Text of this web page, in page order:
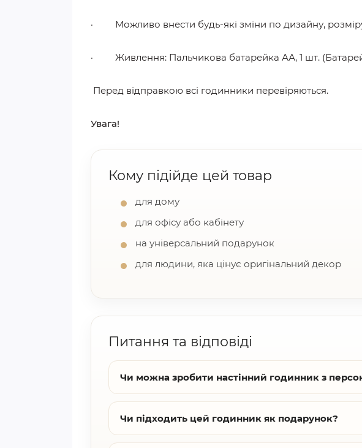
· Можливо внести будь-які зміни по дизайну,
· Живлення: Пальчикова батарейка АА, 1 шт.
Перед відправкою всі годинники перевіряються.
Увага!
Кому підійде цей товар
для дому
для офісу або кабінету
на універсальний подарунок
для людини, яка цінує оригінальний декор
Питання та відповіді
Чи можна зробити настінний годинник з
Чи підходить цей годинник як подарунок?